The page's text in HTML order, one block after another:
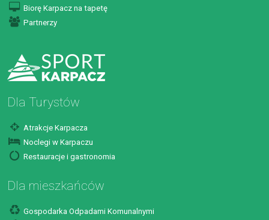
Biorę Karpacz na tapetę
Partnerzy
Dla Turystów
Atrakcje Karpacza
Noclegi w Karpaczu
Restauracje i gastronomia
Dla mieszkańców
Gospodarka Odpadami Komunalnymi